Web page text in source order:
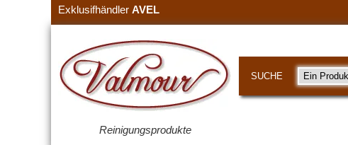
Exklusifhändler AVEL
Reinigungsprodukte
SUCHE